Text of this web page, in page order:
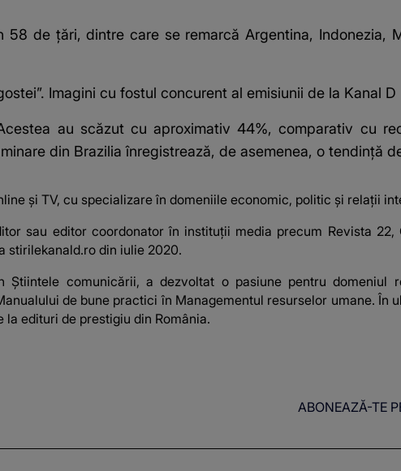
de ţări, dintre care se remarcă Argentina, Indonezia,
Imagini cu fostul concurent al emisiunii de la Kanal D
au scăzut cu aproximativ 44%, comparativ cu
din Brazilia înregistrează, de asemenea, o tendinţă
și TV, cu specializare în domeniile economic, politic și relații
sau editor coordonator în instituții media precum Revista 22,
stirilekanald.ro din iulie 2020.
comunicării, a dezvoltat o pasiune pentru domeniul
de bune practici în Managementul resurselor umane. În
edituri de prestigiu din România.
ABONEAZĂ-TE